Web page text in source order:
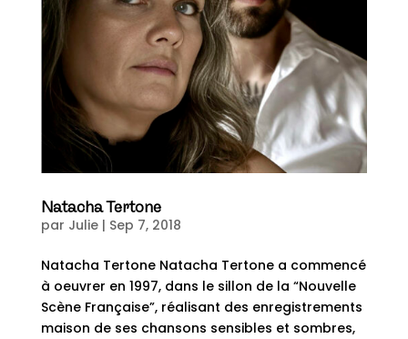
Natacha Tertone
par Julie| Sep 7, 2018
Natacha Tertone Natacha Tertone a commencé
à oeuvrer en 1997, dans le sillon de la “Nouvelle
Scène Française”, réalisant des enregistrements
maison de ses chansons sensibles et sombres,